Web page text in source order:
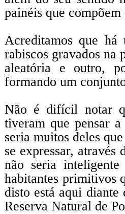
painéis que
Acreditamos que há
rabiscos gravados na
aleatória e outro,
formando um
Não é difícil notar
tiveram que pensar
seria muitos deles
se expressar,
não seria
habitantes primitivos
disto está aqui
Reserva Natural de